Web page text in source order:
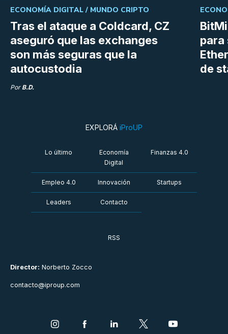
Tras el ataque a Coldcard, CZ
aseguró que las exchanges
son más seguras que la
autocustodia
ECONOMÍA DIGITAL / MUNDO CRIPTO
Por B.D.
para
de
Director: Norberto Zocco
contacto@iproup.com
EXPLORÁ iProUP
Lo último
Economía
Digital
Finanzas 4.0
Empleo 4.0 Innovación Startups
Leaders Contacto
RSS